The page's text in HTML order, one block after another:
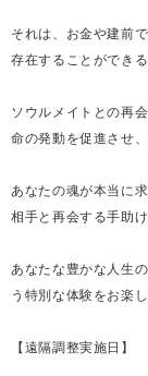
それは、お金や建前
存在することができ
ソウルメイトとの再
命の発動を促進させ
あなたの魂が本当に
相手と再会する手助
あなたな豊かな人生
う特別な体験をお楽
【遠隔調整実施日】